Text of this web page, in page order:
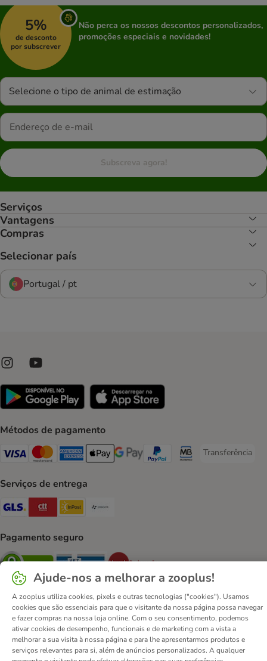
5%
de desconto
por subscrever
Não perca os nossos descontos personalizados,
promoções especiais e novidades!
Selecione o tipo de animal de estimação
Subscreva agora!
Serviços
Vantagens
Compras
Selecionar país
Portugal / pt
Métodos de pagamento
Visa Payment Method
Mastercard Payment Method
American Express Payment Method
Apple Pay Payment Method
Google Pay Payment Method
PayPal Payment Method
Multibanco Payment
Transferência
Transferência
Serviços de entrega
GLS Shipping Method
CTTExpress Shipping Method
InPost Shipping Method
Pagamento seguro
Security Security
Contactos Custos de envio
Aviso legal
Condições gerais de utilização
Formulário de retratação
Ajude-nos a melhorar a zooplus!
A zooplus utiliza cookies, pixels e outras tecnologias ("cookies"). Usamos
cookies que são essenciais para que o visitante da nossa página possa navegar
e fazer compras na nossa loja online. Com o seu consentimento, podemos
ativar cookies de desempenho, funcionais e de marketing com a vista a
melhorar a sua visita à nossa página e para lhe apresentarmos produtos e
serviços relevantes para si, além de anúncios personalizados. A qualquer